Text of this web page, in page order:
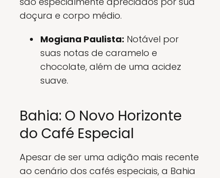
doçura e corpo médio.
Mogiana Paulista: Notável por
suas notas de caramelo e
chocolate, além de uma acidez
suave.
Bahia: O Novo Horizonte
do Café Especial
Apesar de ser uma adição mais recente
ao cenário dos cafés especiais, a Bahia